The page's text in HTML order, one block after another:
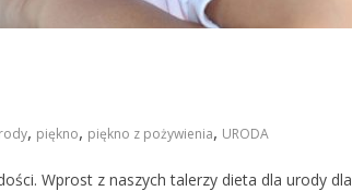
, piękno, piękno z pożywienia, URODA
Wprost z naszych talerzy dieta dla urody dla